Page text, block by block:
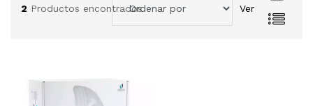
2 Productos encontrados Ver